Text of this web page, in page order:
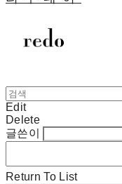
Edit
Delete
글쓴이
Return To List